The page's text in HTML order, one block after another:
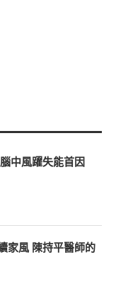
中風躍失能首因
家風 陳持平醫師的